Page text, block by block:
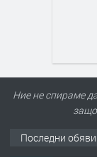
Ние не спираме
Последни обяви